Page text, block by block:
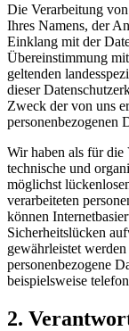
Die Verarbeitung
Ihres Namens, der
Einklang mit der
Übereinstimmung
geltenden
dieser
Zweck der von uns
personenbezogenen
Wir haben als für die
technische und
möglichst
verarbeiteten
können
Sicherheitslücken
gewährleistet
personenbezogene
beispielsweise
2.